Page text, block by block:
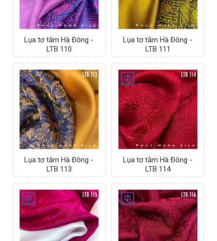
Lụa tơ tằm Hà Đông -
LTB 110
Lụa tơ tằm Hà Đông -
LTB 111
Lụa tơ tằm Hà Đông -
LTB 113
Lụa tơ tằm Hà Đông -
LTB 114